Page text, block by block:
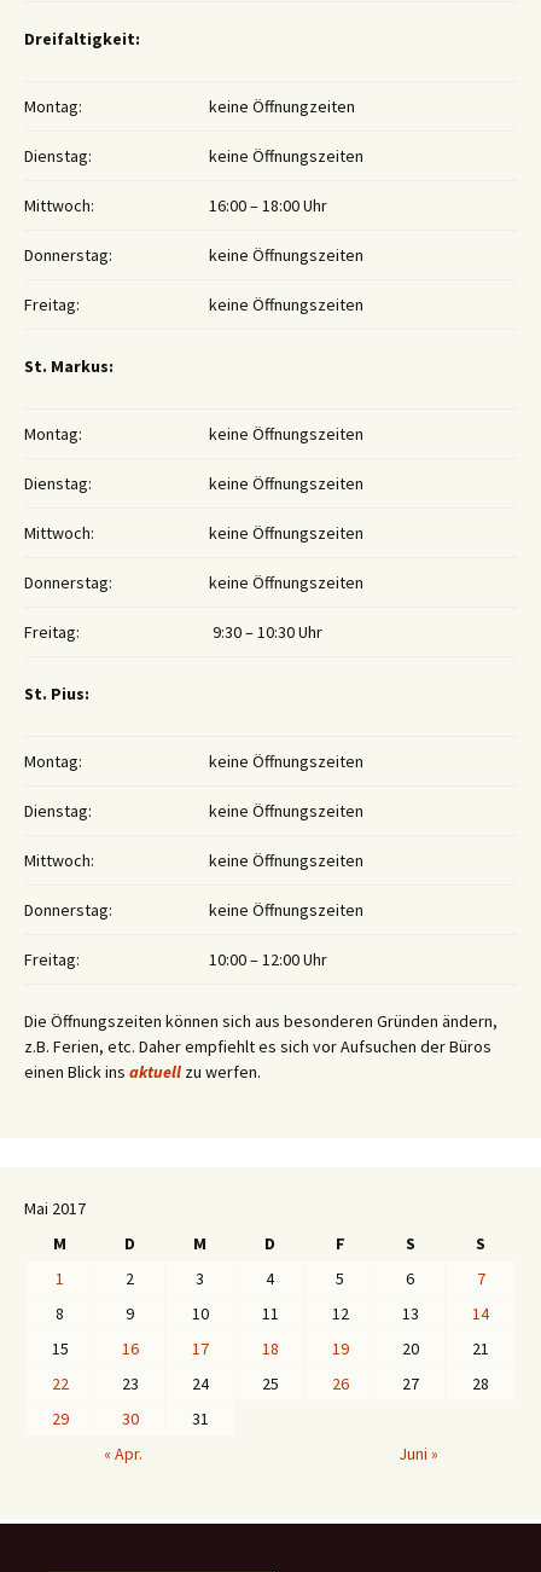
Dreifaltigkeit:
Montag: keine Öffnungzeiten
Dienstag: keine Öffnungszeiten
Mittwoch: 16:00 – 18:00 Uhr
Donnerstag: keine Öffnungszeiten
Freitag: keine Öffnungszeiten
St. Markus:
Montag: keine Öffnungszeiten
Dienstag: keine Öffnungszeiten
Mittwoch: keine Öffnungszeiten
Donnerstag: keine Öffnungszeiten
Freitag: 9:30 – 10:30 Uhr
St. Pius:
Montag: keine Öffnungszeiten
Dienstag: keine Öffnungszeiten
Mittwoch: keine Öffnungszeiten
Donnerstag: keine Öffnungszeiten
Freitag: 10:00 – 12:00 Uhr
Die Öffnungszeiten können sich aus besonderen Gründen ändern,
z.B. Ferien, etc. Daher empfiehlt es sich vor Aufsuchen der Büros
einen Blick ins aktuell zu werfen.
Mai 2017
M
D M D F S
S
1
2 3 4 5 6
7
8
9 10 11 12 13
14
15
16 17 18 19 20
21
22
23 24 25 26 27
28
29
30
31
« Apr.
Juni »